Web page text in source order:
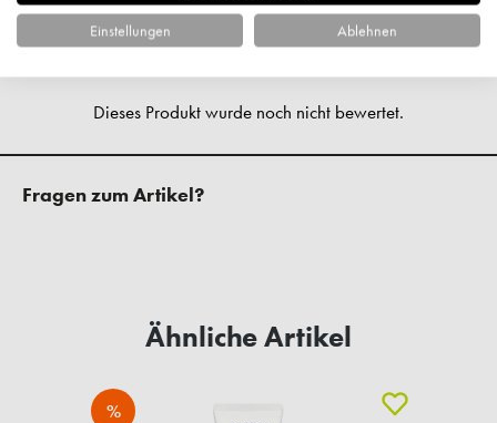
Kundenbewertungen
Fragen zum Artikel?
Ähnliche Artikel
%
Einstellungen Ablehnen